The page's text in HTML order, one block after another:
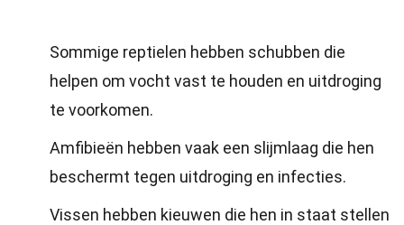
Sommige reptielen hebben schubben die
helpen om vocht vast te houden en uitdroging
te voorkomen.
Amfibieën hebben vaak een slijmlaag die hen
beschermt tegen uitdroging en infecties.
Vissen hebben kieuwen die hen in staat stellen